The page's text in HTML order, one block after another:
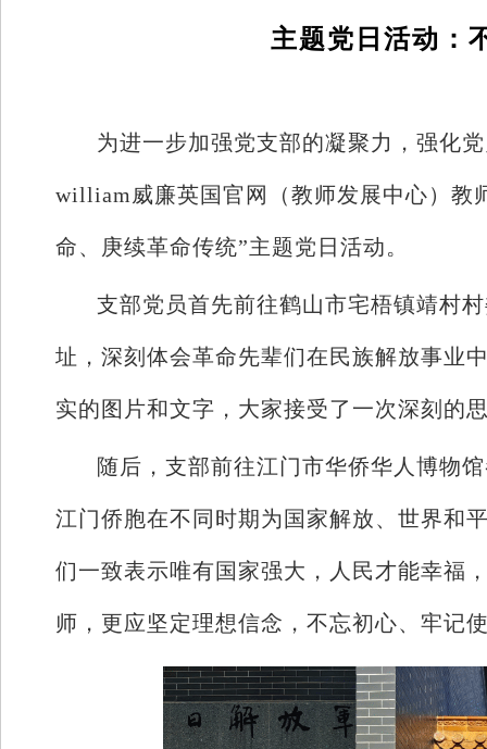
主题党日活动：
为进一步加强党支部的凝聚力，强化
william威廉英国官网（教师发展中心）教
命、庚续革命传统”主题党日活动。
支部党员首先前往鹤山市宅梧镇靖村
址，深刻体会革命先辈们在民族解放事业
实的图片和文字，大家接受了一次深刻的
随后，支部前往江门市华侨华人博物
江门侨胞在不同时期为国家解放、世界和
们一致表示唯有国家强大，人民才能幸福
师，更应坚定理想信念，不忘初心、牢记